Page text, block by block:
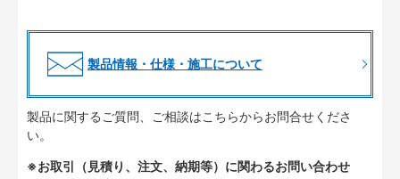
製品情報・仕様・施工について
製品に関するご質問、ご相談はこちらからお問合せくださ
い。
※お取引（見積り、注文、納期等）に関わるお問い合わせ